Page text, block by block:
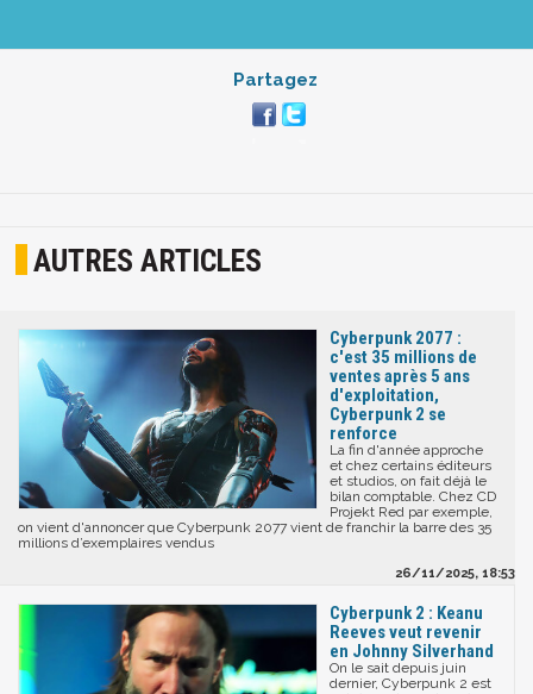
Partagez
AUTRES ARTICLES
Cyberpunk 2077 :
c'est 35 millions de
ventes après 5 ans
d'exploitation,
Cyberpunk 2 se
renforce
La fin d'année approche
et chez certains éditeurs
et studios, on fait déjà le
bilan comptable. Chez CD
Projekt Red par exemple,
on vient d'annoncer que Cyberpunk 2077 vient de franchir la barre des 35
millions d’exemplaires vendus
26/11/2025, 18:53
Cyberpunk 2 : Keanu
Reeves veut revenir
en Johnny Silverhand
On le sait depuis juin
dernier, Cyberpunk 2 est